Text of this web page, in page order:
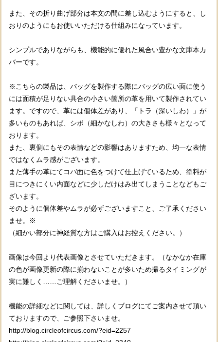
また、その折り曲げ部分は本文の間に差し込むようにすると、し
おりのようにもお使いいただける仕組みになっています。
シンプルでありながらも、機能的に優れた風合い豊かな文庫本カ
バーです。
※こちらの製品は、バッグを製作する際にバッグの広い面に使う
には面積が足りない具合の小さい箇所の革を用いて製作されてい
ます。ですので、革には個体差があり、「トラ（深いしわ）」が
多いものもあれば、シボ（細かなしわ）の大きさも様々となって
おります。
また、裏側にもその表情などの影響はありますため、均一な表情
ではなくムラ感がございます。
また薄手の革にてコバ面に色をつけて仕上げているため、塗料が
目につきにくい内面などに少しだけはみ出てしまうことなどもご
ざいます。
そのように個体差やムラが必ずございますこと、ご了承ください
ませ。※
（細かい部分に神経質な方はご購入はお控えください。）
画像は今回より代表画像とさせていただきます。（なかなか在庫
の色が画像更新の際に揃わないことが多いため撮るタイミングが
実に難しく……ご理解くださいませ。）
機能の詳細などに関しては、詳しくブログにてご案内させて頂い
ておりますので、ご参照下さいませ。
http://blog.circleofcircus.com/?eid=2257